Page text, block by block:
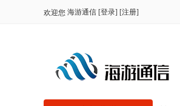
欢迎您 海游通信 [登录] [注册]